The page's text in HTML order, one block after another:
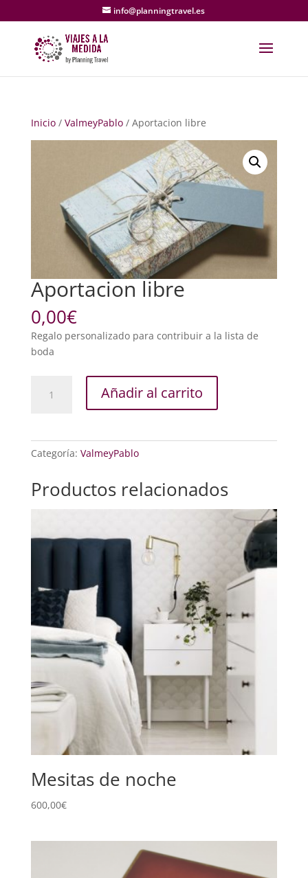
info@planningtravel.es
Inicio/ ValmeyPablo/ Aportacion libre
Aportacion libre
0,00€
Regalo personalizado para contribuir a la lista de
boda
Añadir al carrito
Categoría: ValmeyPablo
Productos relacionados
Mesitas de noche
600,00€